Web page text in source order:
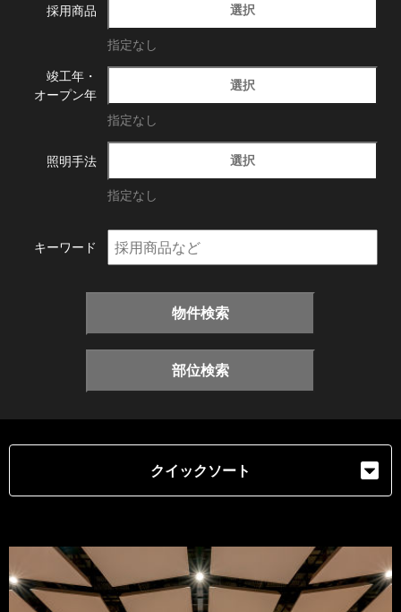
採用商品 選択
指定なし
竣工年・
オープン年
選択
指定なし
照明手法 選択
指定なし
キーワード
物件検索
部位検索
クイックソート